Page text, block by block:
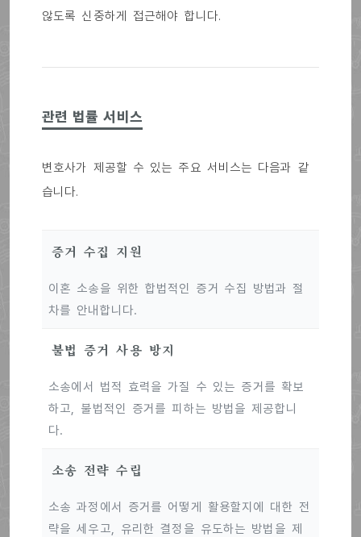
않도록 신중하게 접근해야 합니다.
관련 법률 서비스
변호사가 제공할 수 있는 주요 서비스는 다음과 같
습니다.
증거 수집 지원
이혼 소송을 위한 합법적인 증거 수집 방법과 절
차를 안내합니다.
불법 증거 사용 방지
소송에서 법적 효력을 가질 수 있는 증거를 확보
하고, 불법적인 증거를 피하는 방법을 제공합니
다.
소송 전략 수립
소송 과정에서 증거를 어떻게 활용할지에 대한 전
략을 세우고, 유리한 결정을 유도하는 방법을 제